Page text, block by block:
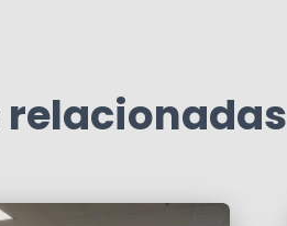
relacionadas